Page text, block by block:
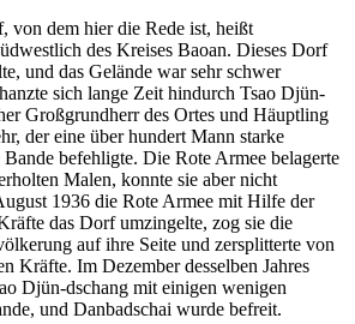
von dem hier die Rede ist, heißt
des Kreises Baoan. Dieses Dorf
und das Gelände war sehr schwer
sich lange Zeit hindurch Tsao Djün-
Großgrundherr des Ortes und Häuptling
der eine über hundert Mann starke
befehligte. Die Rote Armee belagerte
Malen, konnte sie aber nicht
1936 die Rote Armee mit Hilfe der
das Dorf umzingelte, zog sie die
auf ihre Seite und zersplitterte von
Kräfte. Im Dezember desselben Jahres
Djün-dschang mit einigen wenigen
und Danbadschai wurde befreit.